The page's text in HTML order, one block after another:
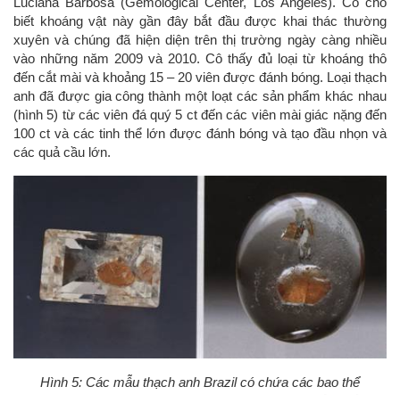
biết khoáng vật này gần đây bắt đầu được khai thác thường
xuyên và chúng đã hiện diện trên thị trường ngày càng nhiều
vào những năm 2009 và 2010. Cô thấy đủ loại từ khoáng thô
đến cắt mài và khoảng 15 – 20 viên được đánh bóng. Loại thạch
anh đã được gia công thành một loạt các sản phẩm khác nhau
(hình 5) từ các viên đá quý 5 ct đến các viên mài giác nặng đến
100 ct và các tinh thể lớn được đánh bóng và tạo đầu nhọn và
các quả cầu lớn.
Hình 5: Các mẫu thạch anh Brazil có chứa các bao thể